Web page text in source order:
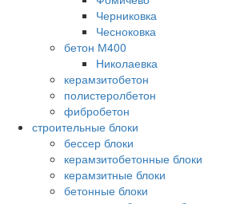
Черниковка
Чесноковка
бетон М400
Николаевка
керамзитобетон
полистеролбетон
фибробетон
строительные блоки
бессер блоки
керамзитобетонные блоки
керамзитные блоки
бетонные блоки